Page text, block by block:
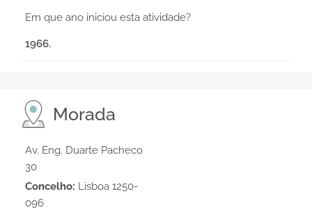
Em que ano iniciou esta atividade?
1966.
Morada
Av. Eng. Duarte Pacheco
30
Concelho: Lisboa 1250-
096